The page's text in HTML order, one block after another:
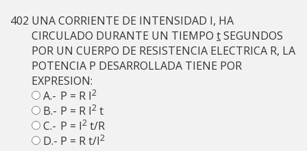
402 UNA CORRIENTE DE INTENSIDAD I, HA
CIRCULADO DURANTE UN TIEMPO tSEGUNDOS
POR UN CUERPO DE RESISTENCIA ELECTRICA R, LA
POTENCIA P DESARROLLADA TIENE POR
EXPRESION:
A.- P = R I2
B.- P = R I2 t
C.- P = I2 t/R
D.- P = R t/I2